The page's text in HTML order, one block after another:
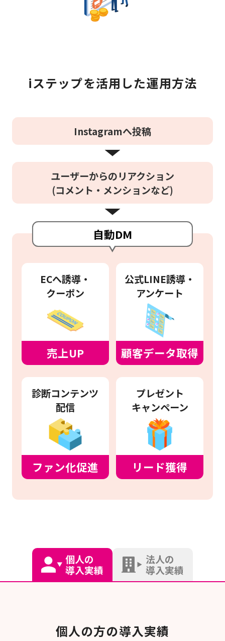
iステップを活用した運用方法
Instagramへ投稿
ユーザーからのリアクション
(コメント・メンションなど)
自動DM
ECへ誘導・
クーポン
売上UP
公式LINE誘導・
アンケート
顧客データ取得
診断コンテンツ
配信
ファン化促進
プレゼント
キャンペーン
リード獲得
個人の
導入実績
法人の
導入実績
個人の方の導入実績